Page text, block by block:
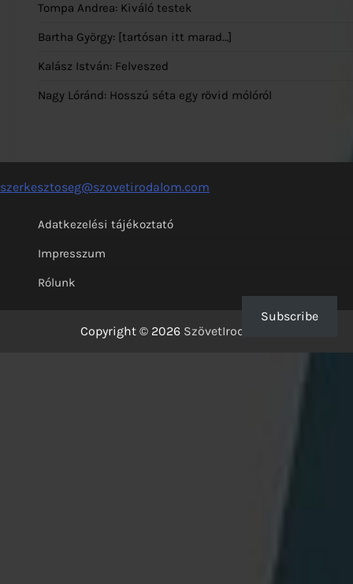
Tompa Andrea: Kiváló testek
Bartha György: [tartósan itt marad…]
Kalász István: Felveszed
Nagy Lóránd: Hosszú séta egy rövid mólóról
szerkesztoseg@szovetirodalom.com
Adatkezelési tájékoztató
Impresszum
Rólunk
Copyright © 2026 SzövetIrodalom
Subscribe